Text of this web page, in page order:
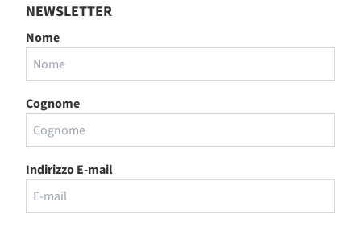
NEWSLETTER
Nome
Cognome
Indirizzo E-mail